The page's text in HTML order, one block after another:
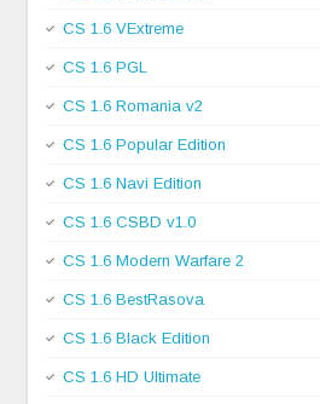
CS 1.6 VExtreme
CS 1.6 PGL
CS 1.6 Romania v2
CS 1.6 Popular Edition
CS 1.6 Navi Edition
CS 1.6 CSBD v1.0
CS 1.6 Modern Warfare 2
CS 1.6 BestRasova
CS 1.6 Black Edition
CS 1.6 HD Ultimate